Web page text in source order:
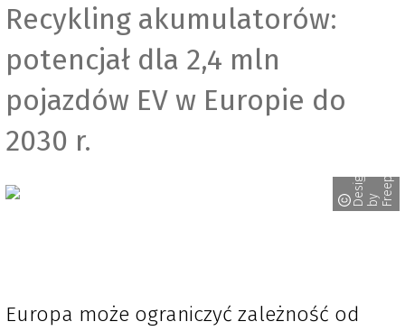
Recykling akumulatorów:
potencjał dla 2,4 mln
pojazdów EV w Europie do
2030 r.
D e
s
i
g
n
e
d
b y
F
r
e
e
p
i k
Europa może ograniczyć zależność od